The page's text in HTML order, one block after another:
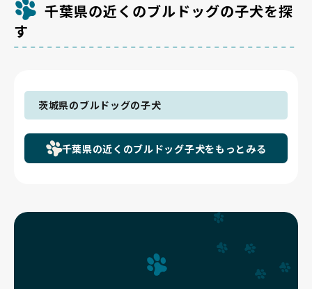
千葉県の近くのブルドッグの子犬を探
す
茨城県のブルドッグの子犬
千葉県の近くのブルドッグ子犬をもっとみる